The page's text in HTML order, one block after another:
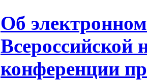
Об
Всероссийской
конференции